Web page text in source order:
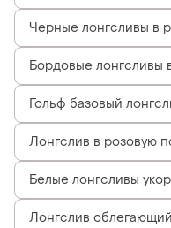
Черные лонгсливы в
Бордовые лонгсливы
Гольф базовый
Лонгслив в розовую
Белые лонгсливы
Лонгслив облегающий